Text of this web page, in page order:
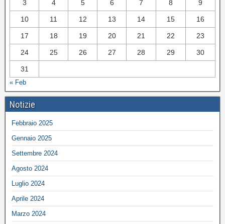
3 4 5 6 7 8 9
10 11 12 13 14 15 16
17 18 19 20 21 22 23
24 25 26 27 28 29 30
31
« Feb
Notizie
Febbraio 2025
Gennaio 2025
Settembre 2024
Agosto 2024
Luglio 2024
Aprile 2024
Marzo 2024